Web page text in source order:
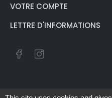
VOTRE COMPTE
LETTRE D'INFORMATIONS
Site protégé par